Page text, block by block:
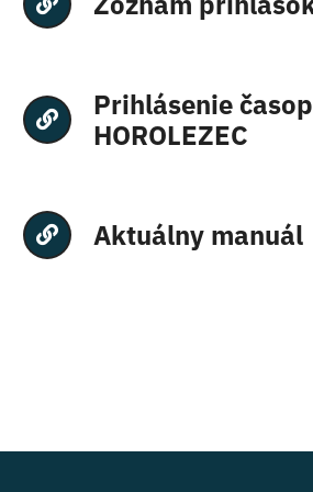
Prihlásenie
HOROLEZEC
Aktuálny manuál